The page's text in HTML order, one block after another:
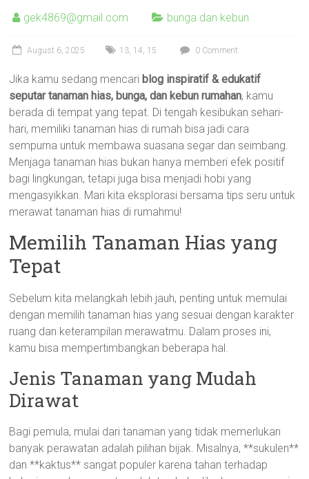
gek4869@gmail.com bunga dan kebun
August 6, 2025 13, 14, 15 0 Comment
Jika kamu sedang mencari blog inspiratif & edukatif
seputar tanaman hias, bunga, dan kebun rumahan, kamu
berada di tempat yang tepat. Di tengah kesibukan sehari-
hari, memiliki tanaman hias di rumah bisa jadi cara
sempurna untuk membawa suasana segar dan seimbang.
Menjaga tanaman hias bukan hanya memberi efek positif
bagi lingkungan, tetapi juga bisa menjadi hobi yang
mengasyikkan. Mari kita eksplorasi bersama tips seru untuk
merawat tanaman hias di rumahmu!
Memilih Tanaman Hias yang
Tepat
Sebelum kita melangkah lebih jauh, penting untuk memulai
dengan memilih tanaman hias yang sesuai dengan karakter
ruang dan keterampilan merawatmu. Dalam proses ini,
kamu bisa mempertimbangkan beberapa hal.
Jenis Tanaman yang Mudah
Dirawat
Bagi pemula, mulai dari tanaman yang tidak memerlukan
banyak perawatan adalah pilihan bijak. Misalnya, **sukulen**
dan **kaktus** sangat populer karena tahan terhadap